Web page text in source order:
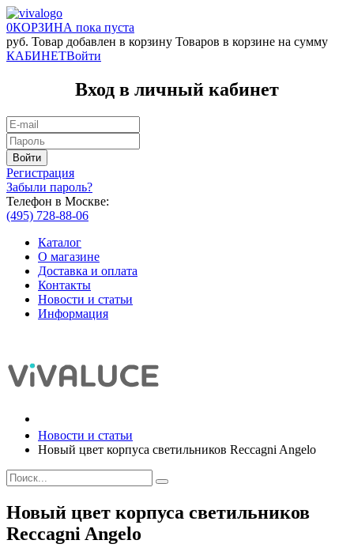
0КОРЗИНА пока пуста
руб. Товар добавлен в корзину Товаров в корзине на сумму
КАБИНЕТВойти
Вход в личный кабинет
Регистрация
Забыли пароль?
Телефон в Москве:
(495) 728-88-06
Каталог
О магазине
Доставка и оплата
Контакты
Новости и статьи
Информация
Новости и статьи
Новый цвет корпуса светильников Reccagni Angelo
Новый цвет корпуса светильников
Reccagni Angelo